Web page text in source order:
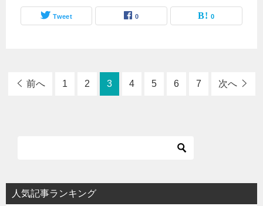
Tweet 0 0
前へ 1 2 3 4 5 6 7 次へ
人気記事ランキング